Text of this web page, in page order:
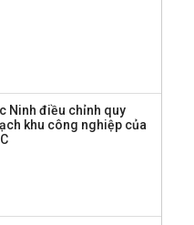
Ninh điều chỉnh quy
khu công nghiệp của